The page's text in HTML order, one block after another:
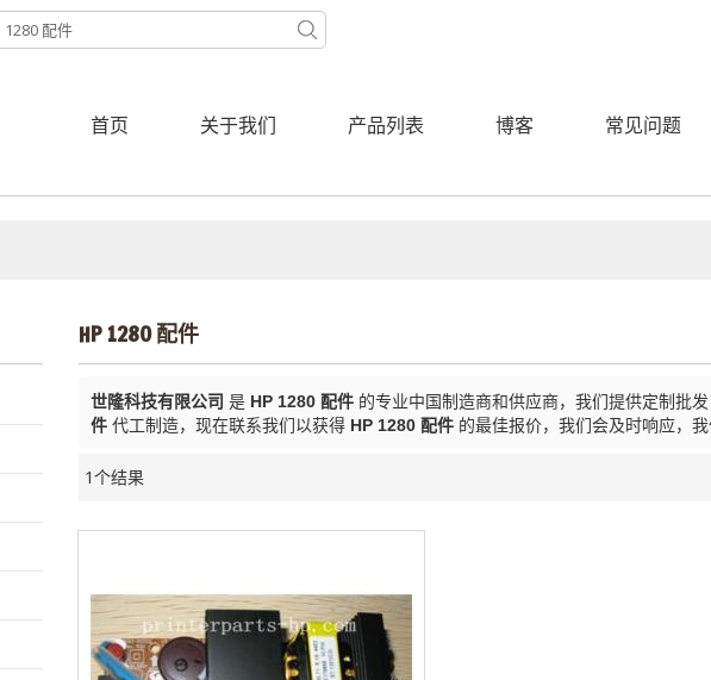
首页 关于我们 产品列表 博客 常见问题
HP 1280 配件
世隆科技有限公司 是 HP 1280 配件 的专业中国制造商和供应商，我们提供定制批发
件 代工制造，现在联系我们以获得 HP 1280 配件 的最佳报价，我们会及时响应，
1个结果